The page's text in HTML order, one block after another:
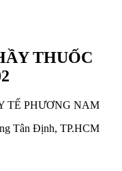
THUỐC
TẾ PHƯƠNG NAM
Tân Định, TP.HCM